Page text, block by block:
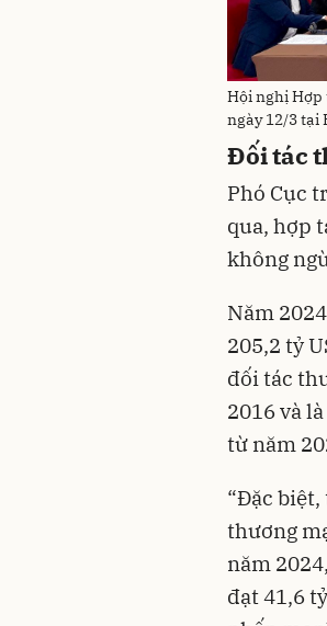
Hội nghị Hợp
ngày 12/3 tại
Đối tác
Phó Cục
qua, hợp
không
Năm
205,2 tỷ
đối tác
2016 và
từ năm
“Đặc
thương
năm
đạt 41,6